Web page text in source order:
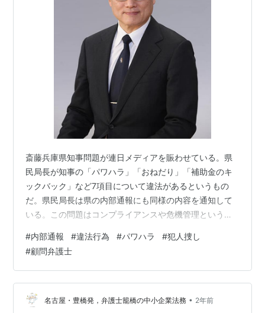
斎藤兵庫県知事問題が連日メディアを賑わせている。県
民局長が知事の「パワハラ」「おねだり」「補助金のキ
ックバック」など7項目について違法があるというもの
だ。県民局長は県の内部通報にも同様の内容を通知して
いる。この問題はコンプライアンスや危機管理という点
関連する裁判例はどうなっているだろうか。内部通報の
詮索行為が違法であると断じる事例は多数ある。 福岡地
裁令和3年10月22日判決 原告らは福岡県筑前東部地区連
絡会に属する郵便局長だったが、同連合会の被告Bの子
（C）が新設郵便局長に赴任した。原告らがこのCについ
#内部通報 #違法行為 #パワハラ #犯人捜し
#顧問弁護士
名古屋・豊橋発，弁護士籠橋の中小企業法務 • 2年前